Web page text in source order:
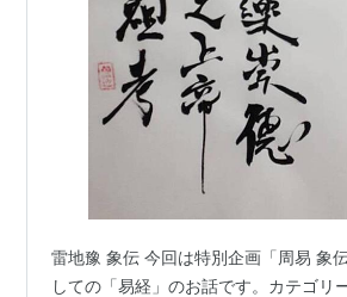
雷地豫 象伝 今回は特別企画「周易 象
しての「易経」のお話です。カテゴリ